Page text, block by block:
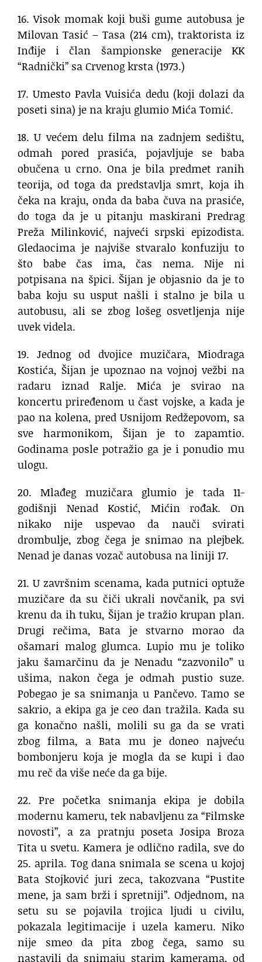
16. Visok momak koji buši gume autobusa je
Milovan Tasić – Tasa (214 cm), traktorista iz
Inđije i član šampionske generacije KK
“Radnički” sa Crvenog krsta (1973.)
17. Umesto Pavla Vuisića dedu (koji dolazi da
poseti sina) je na kraju glumio Mića Tomić.
18. U većem delu filma na zadnjem sedištu,
odmah pored prasića, pojavljuje se baba
obučena u crno. Ona je bila predmet ranih
teorija, od toga da predstavlja smrt, koja ih
čeka na kraju, onda da baba čuva na prasiće,
do toga da je u pitanju maskirani Predrag
Preža Milinković, najveći srpski epizodista.
Gledaocima je najviše stvaralo konfuziju to
što babe čas ima, čas nema. Nije ni
potpisana na špici. Šijan je objasnio da je to
baba koju su usput našli i stalno je bila u
autobusu, ali se zbog lošeg osvetljenja nije
uvek videla.
19. Jednog od dvojice muzičara, Miodraga
Kostića, Šijan je upoznao na vojnoj vežbi na
radaru iznad Ralje. Mića je svirao na
koncertu priređenom u čast vojske, a kada je
pao na kolena, pred Usnijom Redžepovom, sa
sve harmonikom, Šijan je to zapamtio.
Godinama posle potražio ga je i ponudio mu
ulogu.
20. Mlađeg muzičara glumio je tada 11-
godišnji Nenad Kostić, Mićin rođak. On
nikako nije uspevao da nauči svirati
drombulje, zbog čega je snimao na plejbek.
Nenad je danas vozač autobusa na liniji 17.
21. U završnim scenama, kada putnici optuže
muzičare da su čiči ukrali novčanik, pa svi
krenu da ih tuku, Šijan je tražio krupan plan.
Drugi rečima, Bata je stvarno morao da
ošamari malog glumca. Lupio mu je toliko
jaku šamarčinu da je Nenadu “zazvonilo” u
ušima, nakon čega je odmah pustio suze.
Pobegao je sa snimanja u Pančevo. Tamo se
sakrio, a ekipa ga je ceo dan tražila. Kada su
ga konačno našli, molili su ga da se vrati
zbog filma, a Bata mu je doneo najveću
bombonjeru koja je mogla da se kupi i dao
mu reč da više neće da ga bije.
22. Pre početka snimanja ekipa je dobila
modernu kameru, tek nabavljenu za “Filmske
novosti”, a za pratnju poseta Josipa Broza
Tita u svetu. Kamera je odlično radila, sve do
25. aprila. Tog dana snimala se scena u kojoj
Bata Stojković juri zeca, takozvana “Pustite
mene, ja sam brži i spretniji”. Odjednom, na
setu su se pojavila trojica ljudi u civilu,
pokazala legitimacije i uzela kameru. Niko
nije smeo da pita zbog čega, samo su
nastavili da snimaju starim kamerama, od